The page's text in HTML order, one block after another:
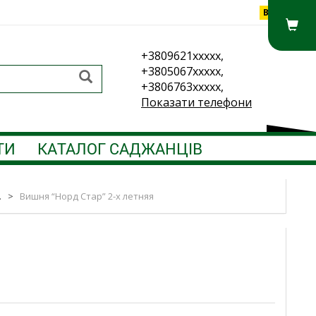
Вхід
+3809621xxxxx,
+3805067xxxxx,
+3806763xxxxx,
Показати телефони
КАТАЛОГ САДЖАНЦІВ
> Вишня “Норд Стар” 2-х летняя